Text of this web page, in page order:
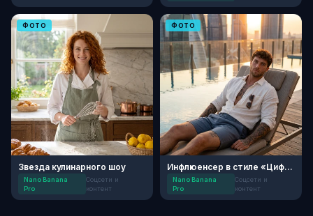
ФОТО
Звезда кулинарного шоу
Nano Banana
Pro
Соцсети и
контент
ФОТО
Инфлюенсер в стиле «Цифровой кочевник»
Nano Banana
Pro
Соцсети и
контент